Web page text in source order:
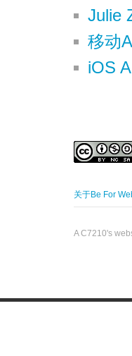
Julie
移动
iOS
关于Be For
A C7210's